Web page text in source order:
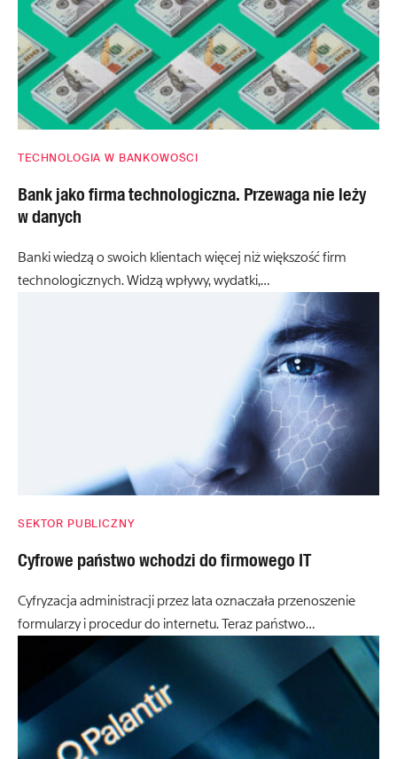
TECHNOLOGIA W BANKOWOŚCI
Bank jako firma technologiczna. Przewaga nie leży
w danych
Banki wiedzą o swoich klientach więcej niż większość firm
technologicznych. Widzą wpływy, wydatki,…
SEKTOR PUBLICZNY
Cyfrowe państwo wchodzi do firmowego IT
Cyfryzacja administracji przez lata oznaczała przenoszenie
formularzy i procedur do internetu. Teraz państwo…